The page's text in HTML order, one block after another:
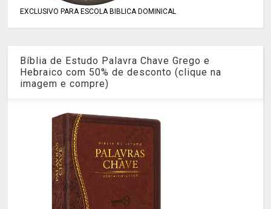
EXCLUSIVO PARA ESCOLA BIBLICA DOMINICAL
Bíblia de Estudo Palavra Chave Grego e
Hebraico com 50% de desconto (clique na
imagem e compre)